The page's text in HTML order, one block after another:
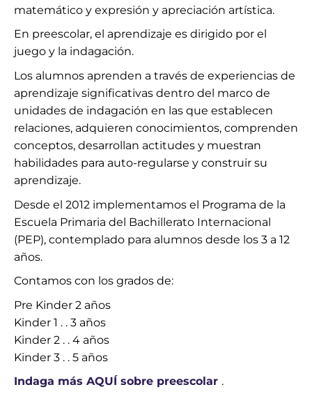
matemático y expresión y apreciación artística.
En preescolar, el aprendizaje es dirigido por el
juego y la indagación.
Los alumnos aprenden a través de experiencias de
aprendizaje significativas dentro del marco de
unidades de indagación en las que establecen
relaciones, adquieren conocimientos, comprenden
conceptos, desarrollan actitudes y muestran
habilidades para auto-regularse y construir su
aprendizaje.
Desde el 2012 implementamos el Programa de la
Escuela Primaria del Bachillerato Internacional
(PEP), contemplado para alumnos desde los 3 a 12
años.
Contamos con los grados de:
Pre Kinder 2 años
Kinder 1 . . 3 años
Kinder 2 . . 4 años
Kinder 3 . . 5 años
Indaga más AQUÍ sobre preescolar .